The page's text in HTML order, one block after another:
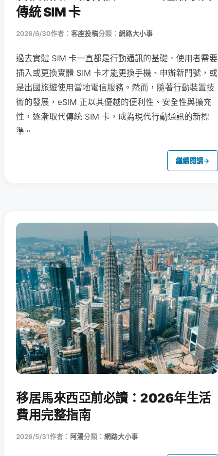
傳統 SIM 卡
2026/6/30作者： 客座投稿分類： 網路大小事
過去實體 SIM 卡一直都是行動通訊的基礎。使用者需要
插入或更換實體 SIM 卡才能更換手機、申辦新門號，或
是出國旅遊使用當地電信服務。然而，隨著行動裝置技
術的發展，eSIM 正以其優越的便利性、安全性與擴充
性，逐漸取代傳統 SIM 卡，成為現代行動通訊的新標
準。
繼續閱讀→
移居馬來西亞前必讀：2026年生活
費用完整指南
2026/5/31作者： 阿湯分類： 網路大小事